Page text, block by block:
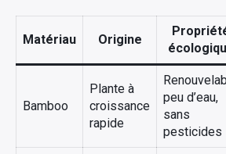
Matériau Origine
Bamboo
Plante à
croissance
rapide
peu d’eau,
sans
pesticides